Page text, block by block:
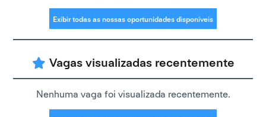
Exibir todas as nossas oportunidades disponíveis
Vagas visualizadas recentemente
Nenhuma vaga foi visualizada recentemente.